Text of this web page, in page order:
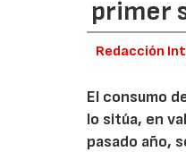
primer
Redacción
El consumo
lo sitúa, en
pasado año,